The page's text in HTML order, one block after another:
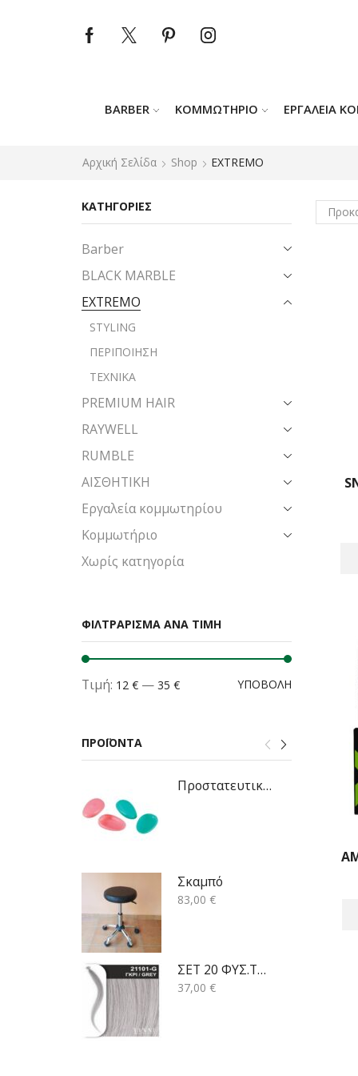
BARBER ΚΟΜΜΩΤΉΡΙΟ ΕΡΓΑΛΕΊΑ
Αρχική Σελίδα Shop EXTREMO
ΚΑΤΗΓΟΡΙΕΣ
Barber
BLACK MARBLE
EXTREMO
STYLING
ΠΕΡΙΠΟΙΗΣΗ
ΤΕΧΝΙΚΑ
PREMIUM HAIR
RAYWELL
RUMBLE
ΑΙΣΘΗΤΙΚΗ
Εργαλεία κομμωτηρίου
Κομμωτήριο
Χωρίς κατηγορία
ΦΙΛΤΡΑΡΙΣΜΑ ΑΝΑ ΤΙΜΗ
ΥΠΟΒΟΛΉ
Τιμή: 12 € — 35 €
ΠΡΟΪΟΝΤΑ
Προστατευτικά για τα αυτιά
Σκαμπό
83,00 €
ΣΕΤ 20 ΦΥΣ.ΤΟΥΦΕΣ ΚΕΡΑΤΙΝΗΣ GREY-50cm
37,00 €